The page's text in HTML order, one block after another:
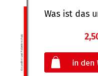
Was ist das